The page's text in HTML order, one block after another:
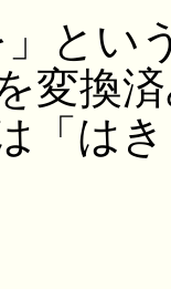
」と
変換
「は